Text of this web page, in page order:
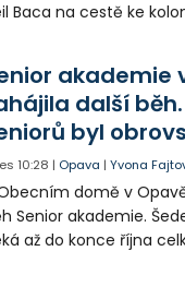
Baca na cestě ke
a místostarosta
akademie
další
byl
10:28 | Opava |Yvona
domě v
Senior akademie.
až do konce října